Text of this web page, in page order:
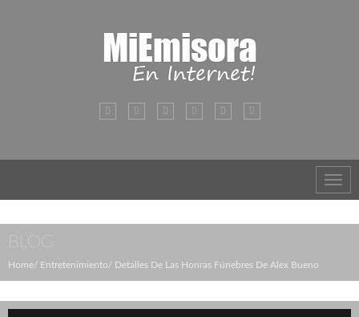
BLOG
Home Entretenimiento Detalles De Las Honras Fúnebres De Alex Bueno